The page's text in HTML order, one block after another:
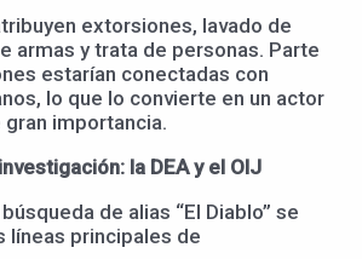
extorsiones, lavado de
armas y trata de personas. Parte
estarían conectadas con
lo que lo convierte en un actor
importancia.
la DEA y el OIJ
de alias “El Diablo” se
líneas principales de